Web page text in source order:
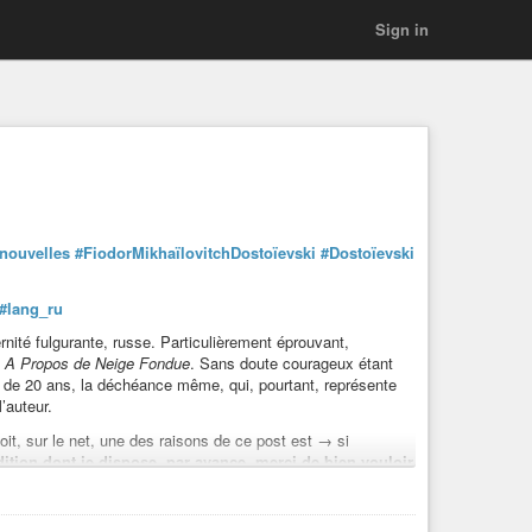
Sign in
#FiodorMikhaïlovitchDostoïevski #Dostoïevski
#lang_ru
fulgurante, russe. Particulièrement éprouvant,
A Propos de Neige Fondue. Sans doute courageux étant
20 ans, la déchéance même, qui, pourtant, représente
sur le net, une des raisons de ce post est → si
dont je dispose, par avance, merci de bien vouloir
à jour#VladimirTroubetzkoï